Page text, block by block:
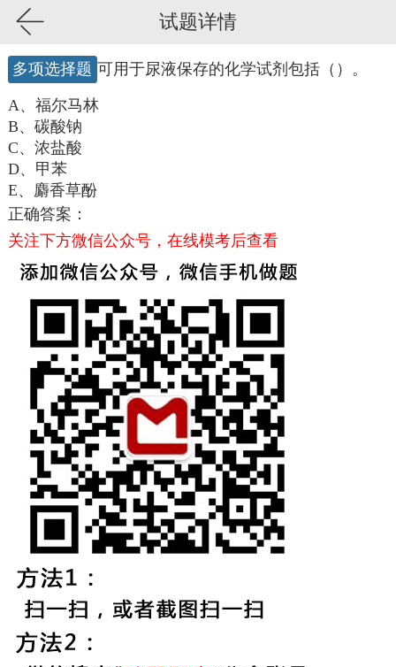
试题详情
多项选择题 可用于尿液保存的化学试剂包括（）。
A、福尔马林
B、碳酸钠
C、浓盐酸
D、甲苯
E、麝香草酚
正确答案：
关注下方微信公众号，在线模考后查看